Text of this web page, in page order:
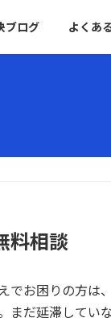
ブログ よくあ
料相談
でお困りの方は
まだ延滞してい